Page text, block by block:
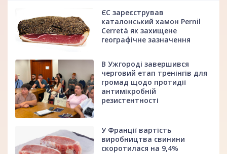
ЄС зареєстрував
каталонський хамон Pernil
Cerretà як захищене
географічне зазначення
В Ужгороді завершився
черговий етап тренінгів для
громад щодо протидії
антимікробній
резистентності
У Франції вартість
виробництва свинини
скоротилася на 9,4%